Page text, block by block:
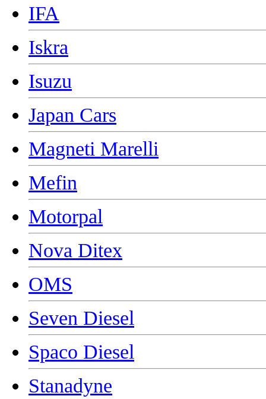
IFA
Iskra
Isuzu
Japan Cars
Magneti Marelli
Mefin
Motorpal
Nova Ditex
OMS
Seven Diesel
Spaco Diesel
Stanadyne